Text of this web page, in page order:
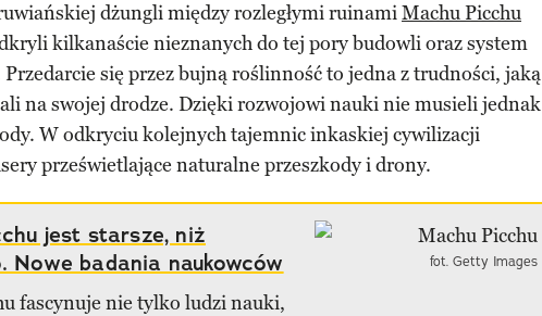
dżungli między rozległymi ruinamiMachu Picchu
kilkanaście nieznanych do tej pory budowli oraz system
się przez bujną roślinność to jedna z trudności, jaką
na swojej drodze. Dzięki rozwojowi nauki nie musieli jednak
W odkryciu kolejnych tajemnic inkaskiej cywilizacji
prześwietlające naturalne przeszkody i drony.
jest starsze, niż
Nowe badania naukowców
fascynuje nie tylko ludzi nauki,
fot. Getty Images